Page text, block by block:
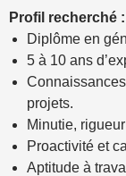
Profil recherché :
Diplôme en
5 à 10 ans
projets.
Minutie,
Proactivité et
Aptitude à